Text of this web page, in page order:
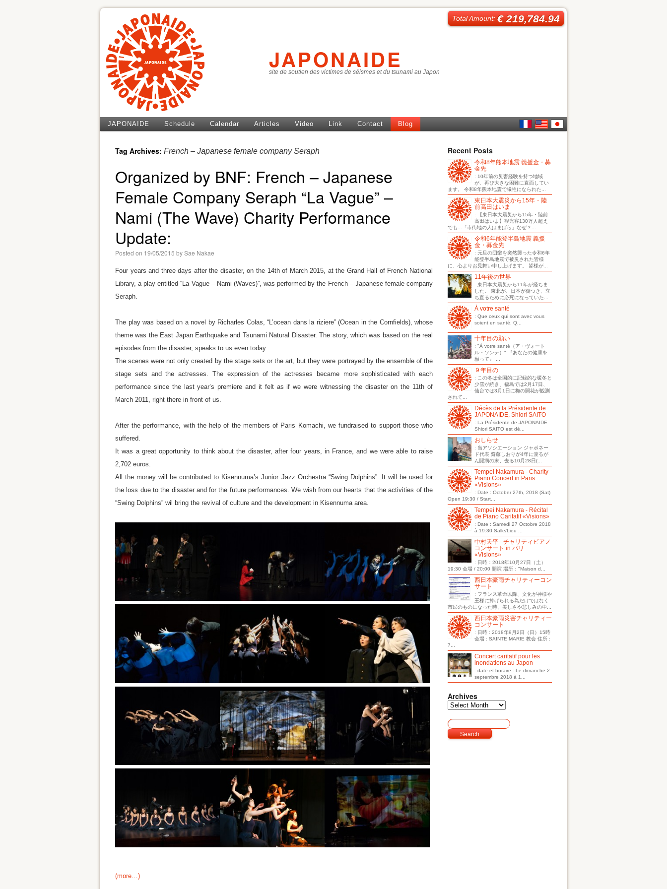
JAPONAIDE
site de soutien des victimes de séismes et du tsunami au Japon
Total Amount:€ 219,784.94
JAPONAIDE Schedule Calendar Articles Video Link Contact Blog
Tag Archives: French – Japanese female company Seraph
Organized by BNF: French – Japanese
Female Company Seraph “La Vague” –
Nami (The Wave) Charity Performance
Update:
Posted on 19/05/2015 bySae Nakae
Four years and three days after the disaster, on the 14th of March 2015, at the Grand Hall of French National
Library, a play entitled “La Vague – Nami (Waves)”, was performed by the French – Japanese female company
Seraph.
The play was based on a novel by Richarles Colas, “L’ocean dans la riziere” (Ocean in the Cornfields), whose
theme was the East Japan Earthquake and Tsunami Natural Disaster. The story, which was based on the real
episodes from the disaster, speaks to us even today.
The scenes were not only created by the stage sets or the art, but they were portrayed by the ensemble of the
stage sets and the actresses. The expression of the actresses became more sophisticated with each
performance since the last year’s premiere and it felt as if we were witnessing the disaster on the 11th of
March 2011, right there in front of us.
After the performance, with the help of the members of Paris Komachi, we fundraised to support those who
suffered.
It was a great opportunity to think about the disaster, after four years, in France, and we were able to raise
2,702 euros.
All the money will be contributed to Kisennuma’s Junior Jazz Orchestra “Swing Dolphins”. It will be used for
the loss due to the disaster and for the future performances. We wish from our hearts that the activities of the
“Swing Dolphins” wil bring the revival of culture and the development in Kisennuma area.
(more…)
Recent Posts
令和8年熊本地震 義援金・募
金先
: 10年前の災害経験を持つ地域
が、再び大きな困難に直面してい
ます。 令和8年熊本地震で犠牲になられた...
東日本大震災から15年・陸
前高田はいま
: 【東日本大震災から15年・陸前
高田はいま】観光客130万人超え
でも...「市街地の人はまばら」なぜ？...
令和6年能登半島地震 義援
金・募金先
: 元旦の団欒を突然襲った令和6年
能登半島地震で被災された皆様
に、心よりお見舞い申し上げます。 皆様が...
11年後の世界
: 東日本大震災から11年が経ちま
した。 東北が、日本が傷つき、立
ち直るために必死になっていた...
À votre santé
: Que ceux qui sont avec vous
soient en santé. Q...
十年目の願い
: "À votre santé（ア・ヴォート
ル・ソンテ）" 『あなたの健康を
願って』 ...
９年目の
: この冬は全国的に記録的な暖冬と
少雪が続き、福島では2月17日、
仙台では3月1日に梅の開花が観測
されて...
Décès de la Présidente de
JAPONAIDE, Shiori SAITO
: La Présidente de JAPONAIDE
Shiori SAITO est dé...
おしらせ
: 当アソシエーション ジャポネー
ド代表 齋藤しおりが4年に渡るが
ん闘病の末、去る10月28日(...
Tempei Nakamura - Charity
Piano Concert in Paris
«Visions»
: Date : October 27th, 2018 (Sat)
Open 19:30 / Start...
Tempei Nakamura - Récital
de Piano Caritatif «Visions»
: Date : Samedi 27 Octobre 2018
à 19:30 Salle/Lieu ...
中村天平 - チャリティピアノ
コンサート in パリ
«Visions»
: 日時：2018年10月27日（土）
19:30 会場 / 20:00 開演 場所："Maison d...
西日本豪雨チャリティーコン
サート
: フランス革命以降、文化が神様や
王様に捧げられる為だけではなく
市民のものになった時、美しさや悲しみの中...
西日本豪雨災害チャリティー
コンサート
: 日時 : 2018年9月2日（日）15時
会場 : SAINTE MARIE 教会 住所 :
7...
Concert caritatif pour les
inondations au Japon
: date et horaire : Le dimanche 2
septembre 2018 à 1...
Archives